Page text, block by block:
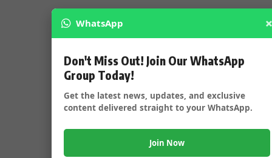
WhatsApp ×
Don't Miss Out! Join Our WhatsApp
Group Today!
Get the latest news, updates, and exclusive
content delivered straight to your WhatsApp.
Join Now